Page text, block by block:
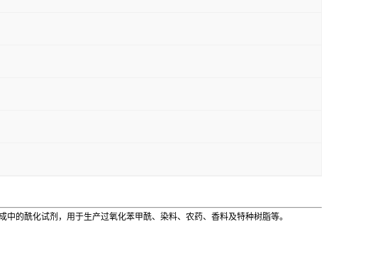
的酰化试剂，用于生产过氧化苯甲酰、染料、农药、香料及特种树脂等。